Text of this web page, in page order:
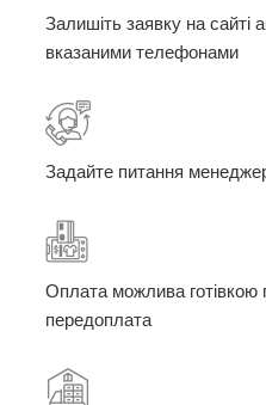
Залишіть заявку на сайті
вказаними телефонами
Задайте питання
Оплата можлива готівкою
передоплата